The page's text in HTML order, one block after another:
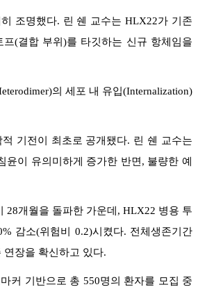
조명했다. 린 쉔 교수는 HLX22가 기존
(결합 부위)를 타깃하는 신규 항체임을
의 세포 내 유입(Internalization)
기전이 최초로 공개됐다. 린 쉔 교수는
이 유의미하게 증가한 반면, 불량한 예
28개월을 돌파한 가운데, HLX22 병용 투
감소(위험비 0.2)시켰다. 전체생존기간
연장을 확신하고 있다.
커 기반으로 총 550명의 환자를 모집 중